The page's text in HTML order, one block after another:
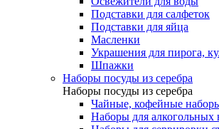
Подставки для салфеток
Подставки для яйца
Масленки
Украшения для пирога,
Шпажки
Наборы посуды из серебра
Наборы посуды из серебра
Чайные, кофейные
Наборы для алкогольных